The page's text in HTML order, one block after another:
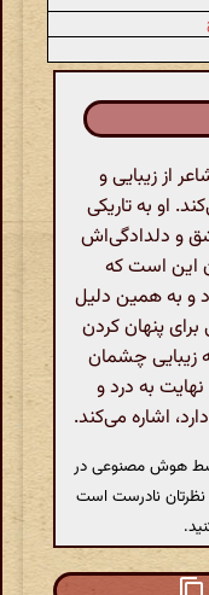
از زیبایی و
او به تاریکی
و دلدادگی‌اش
این است که
و به همین دلیل
برای پنهان کردن
زیبایی چشمان
به درد و
اشاره می‌کند.
هوش مصنوعی در
نظرتان نادرست است